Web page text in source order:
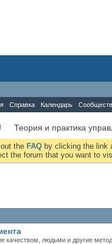
Справка Календарь
Теория и практика
the FAQ by clicking the link
the forum that you want to
качеством, людьми и другие